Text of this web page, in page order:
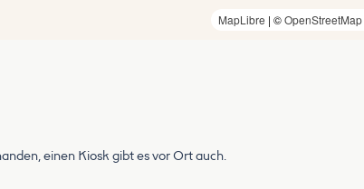
MapLibre | ©OpenStreetMap
einen Kiosk gibt es vor Ort auch.